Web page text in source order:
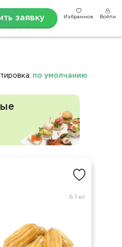
заявку Избранное Войти
по умолчанию
6.1 кг